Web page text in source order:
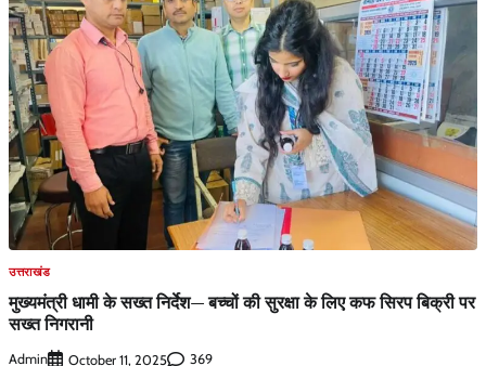
उत्तराखंड
मुख्यमंत्री धामी के सख्त निर्देश— बच्चों की सुरक्षा के लिए कफ सिरप बिक्री पर
सख्त निगरानी
Admin October 11, 2025 369